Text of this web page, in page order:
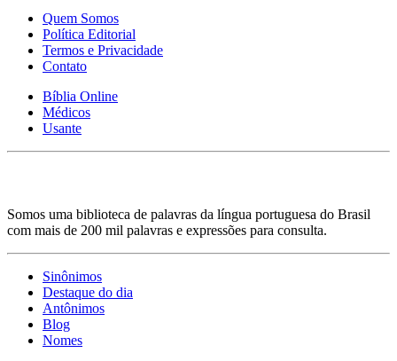
Quem Somos
Política Editorial
Termos e Privacidade
Contato
Bíblia Online
Médicos
Usante
Somos uma biblioteca de palavras da língua portuguesa do Brasil
com mais de 200 mil palavras e expressões para consulta.
Sinônimos
Destaque do dia
Antônimos
Blog
Nomes